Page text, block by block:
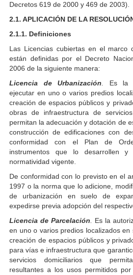
Decretos 619 de 2000 y 469 de 2003).
2.1. APLICACIÓN DE LA
2.1.1. Definiciones
Las Licencias cubiertas en el marco
están definidas por el Decreto
2006 de la siguiente manera:
Licencia de Urbanización
Es la
ejecutar en uno o varios predios
creación de espacios públicos y
obras de infraestructura de
permitan la adecuación y dotación de
construcción de edificaciones con
conformidad con el Plan de
instrumentos que lo desarrollen y
normatividad vigente.
De conformidad con lo previsto en el
1997 o la norma que lo adicione,
de urbanización en suelo de
expedirse previa adopción del
Licencia de Parcelación
Es la
en uno o varios predios localizados
creación de espacios públicos y
para vías e infraestructura que
servicios domiciliarios que
resultantes a los usos permitidos